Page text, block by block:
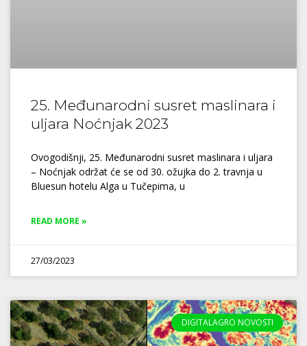
25. Međunarodni susret maslinara i
uljara Noćnjak 2023
Ovogodišnji, 25. Međunarodni susret maslinara i uljara
– Noćnjak održat će se od 30. ožujka do 2. travnja u
Bluesun hotelu Alga u Tučepima, u
READ MORE »
27/03/2023
DIGITALAGRO NOVOSTI